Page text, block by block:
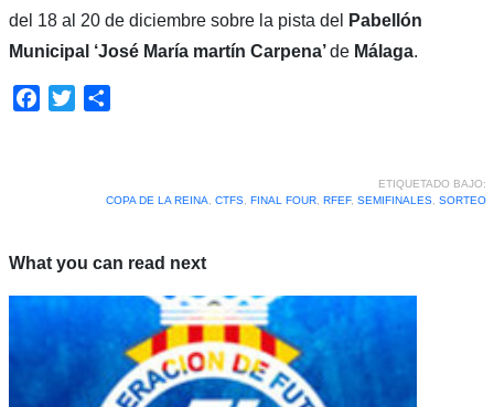
del 18 al 20 de diciembre sobre la pista del
Pabellón
Municipal ‘José María martín Carpena’de Málaga.
Facebook
Twitter
ETIQUETADO BAJO:
COPA DE LA REINA
CTFS, FINAL FOUR, RFEF, SEMIFINALES, SORTEO
What you can read next